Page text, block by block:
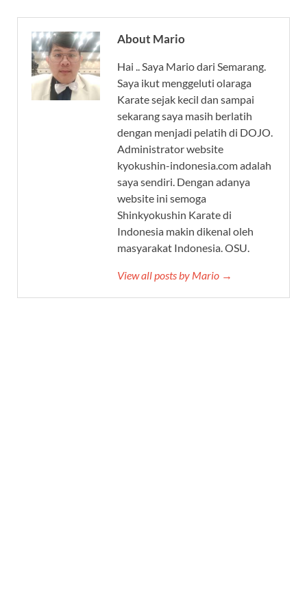
About Mario
Hai .. Saya Mario dari Semarang.
Saya ikut menggeluti olaraga
Karate sejak kecil dan sampai
sekarang saya masih berlatih
dengan menjadi pelatih di DOJO.
Administrator website
kyokushin-indonesia.com adalah
saya sendiri. Dengan adanya
website ini semoga
Shinkyokushin Karate di
Indonesia makin dikenal oleh
masyarakat Indonesia. OSU.
View all posts by Mario →